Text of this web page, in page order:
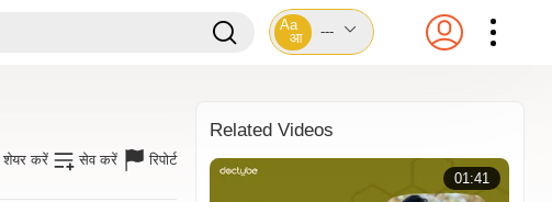
Aa
आ
---
शेयर करें सेव करें रिपोर्ट
Related Videos
01:41